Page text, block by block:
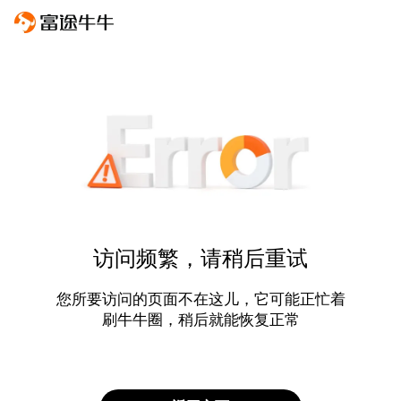
访问频繁，请稍后重试
您所要访问的页面不在这儿，它可能正忙着
刷牛牛圈，稍后就能恢复正常